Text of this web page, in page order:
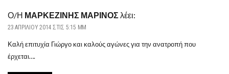
Ο/Η ΜΑΡΚΕΖΙΝΗΣ ΜΑΡΙΝΟΣ λέει:
23 ΑΠΡΙΛΊΟΥ 2014 ΣΤΙΣ 5:15 ΜΜ
Καλή επιτυχία Γιώργο και καλούς αγώνες για την ανατροπή που
έρχεται….